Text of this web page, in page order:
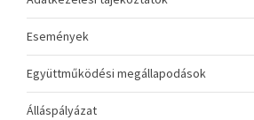
Események
Együttműködési megállapodások
Álláspályázat